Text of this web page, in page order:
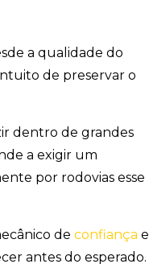
a qualidade do
de preservar o
dentro de grandes
a exigir um
por rodovias esse
de confiança e
antes do esperado.